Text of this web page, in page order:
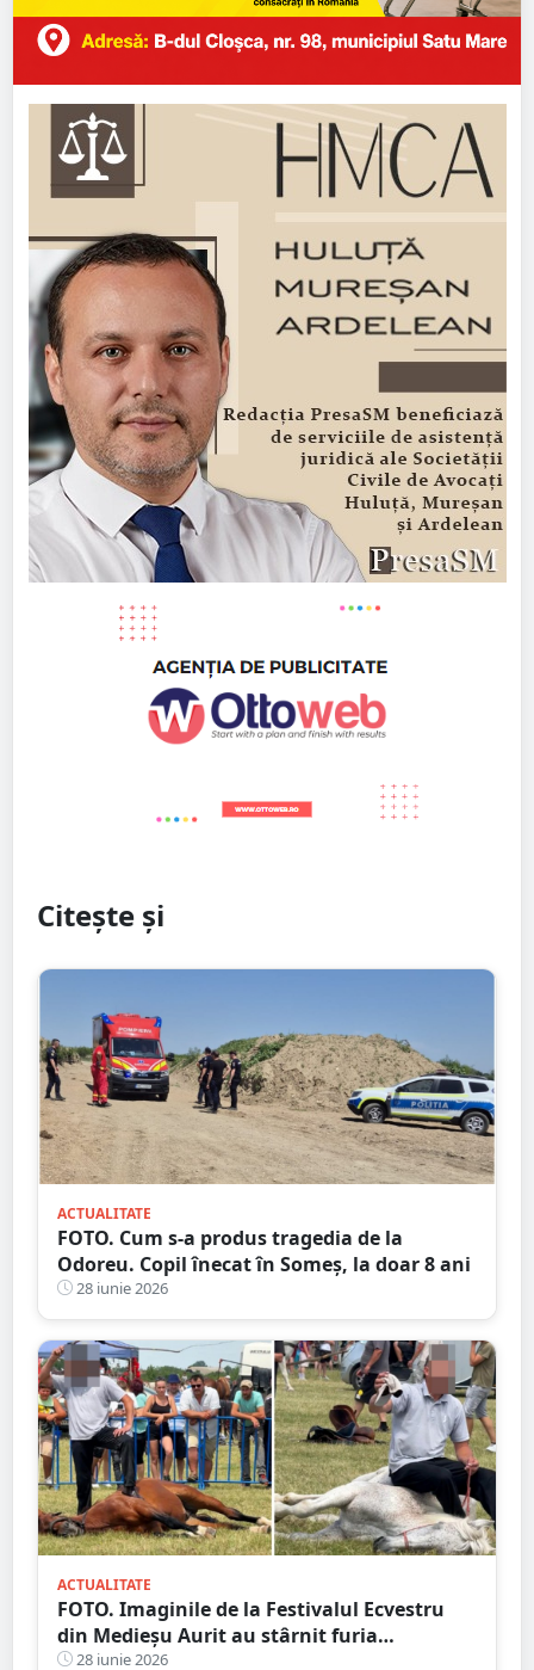
Citește și
ACTUALITATE
FOTO. Cum s-a produs tragedia de la
Odoreu. Copil înecat în Someș, la doar 8 ani
28 iunie 2026
ACTUALITATE
FOTO. Imaginile de la Festivalul Ecvestru
din Medieșu Aurit au stârnit furia
iubitorilor de animale. Proprietarii, acuzați
28 iunie 2026